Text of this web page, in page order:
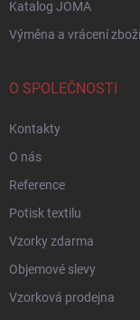
Katalog JOMA
Výměna a vrácení
O SPOLEČNOSTI
Kontakty
O nás
Reference
Potisk textilu
Vzorky zdarma
Objemové slevy
Vzorková prodejna